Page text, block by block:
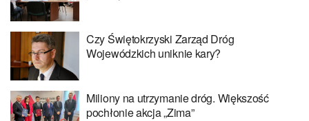
Czy Świętokrzyski Zarząd Dróg
Wojewódzkich uniknie kary?
Miliony na utrzymanie dróg. Większość
pochłonie akcja „Zima”